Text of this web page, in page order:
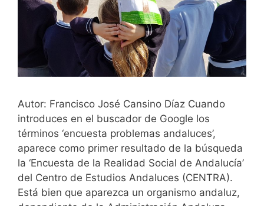
Autor: Francisco José Cansino Díaz Cuando
introduces en el buscador de Google los
términos ‘encuesta problemas andaluces’,
aparece como primer resultado de la búsqueda
la ‘Encuesta de la Realidad Social de Andalucía’
del Centro de Estudios Andaluces (CENTRA).
Está bien que aparezca un organismo andaluz,